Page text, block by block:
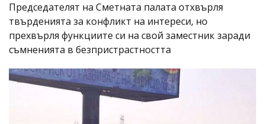
Председателят на Сметната палата отхвърля
твърденията за конфликт на интереси, но
прехвърля функциите си на свой заместник заради
съмненията в безпристрастността